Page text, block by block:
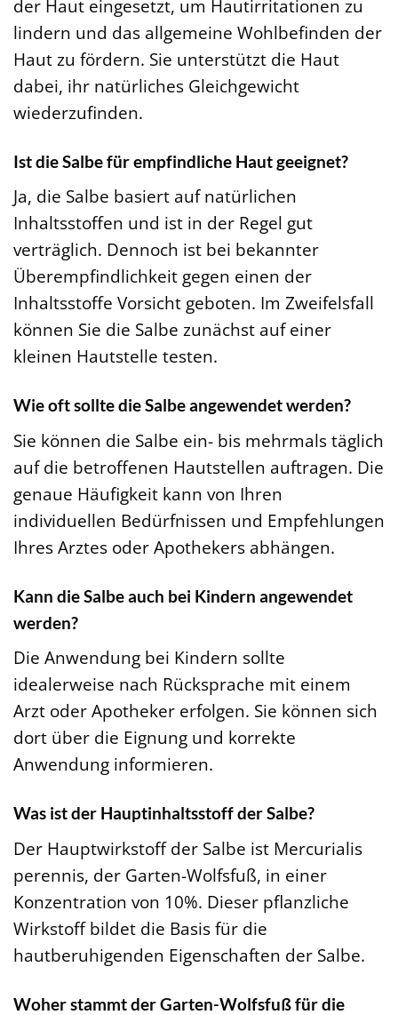
der Haut eingesetzt, um Hautirritationen zu
lindern und das allgemeine Wohlbefinden der
Haut zu fördern. Sie unterstützt die Haut
dabei, ihr natürliches Gleichgewicht
wiederzufinden.
Ist die Salbe für empfindliche Haut geeignet?
Ja, die Salbe basiert auf natürlichen
Inhaltsstoffen und ist in der Regel gut
verträglich. Dennoch ist bei bekannter
Überempfindlichkeit gegen einen der
Inhaltsstoffe Vorsicht geboten. Im Zweifelsfall
können Sie die Salbe zunächst auf einer
kleinen Hautstelle testen.
Wie oft sollte die Salbe angewendet werden?
Sie können die Salbe ein- bis mehrmals täglich
auf die betroffenen Hautstellen auftragen. Die
genaue Häufigkeit kann von Ihren
individuellen Bedürfnissen und Empfehlungen
Ihres Arztes oder Apothekers abhängen.
Kann die Salbe auch bei Kindern angewendet
werden?
Die Anwendung bei Kindern sollte
idealerweise nach Rücksprache mit einem
Arzt oder Apotheker erfolgen. Sie können sich
dort über die Eignung und korrekte
Anwendung informieren.
Was ist der Hauptinhaltsstoff der Salbe?
Der Hauptwirkstoff der Salbe ist Mercurialis
perennis, der Garten-Wolfsfuß, in einer
Konzentration von 10%. Dieser pflanzliche
Wirkstoff bildet die Basis für die
hautberuhigenden Eigenschaften der Salbe.
Woher stammt der Garten-Wolfsfuß für die